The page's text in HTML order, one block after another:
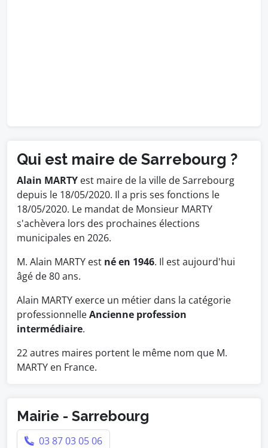
Qui est maire de Sarrebourg ?
Alain MARTY est maire de la ville de Sarrebourg
depuis le 18/05/2020. Il a pris ses fonctions le
18/05/2020. Le mandat de Monsieur MARTY
s'achèvera lors des prochaines élections
municipales en 2026.
M. Alain MARTY est né en 1946. Il est aujourd'hui
âgé de 80 ans.
Alain MARTY exerce un métier dans la catégorie
professionnelleAncienne profession
intermédiaire.
22 autres maires portent le même nom que M.
MARTY en France.
Mairie - Sarrebourg
03 87 03 05 06